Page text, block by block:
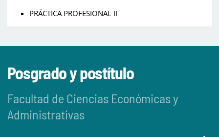
PRÁCTICA PROFESIONAL II
Posgrado y postítulo
Facultad de Ciencias Económicas y
Administrativas